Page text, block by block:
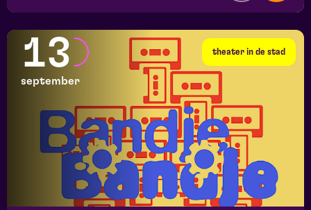
theater in de stad
13
september